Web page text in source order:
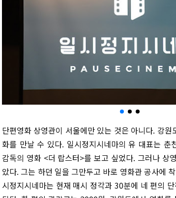
단편영화 상영관이 서울에만 있는 것은 아니다. 강
화를 만날 수 있다. 일시정지시네마의 유 대표는 춘
감독의 영화 <더 랍스터>를 보고 싶었다. 그러나 상
았다. 그는 하던 일을 그만두고 바로 영화관 공사에
시정지시네마는 현재 매시 정각과 30분에 네 편의